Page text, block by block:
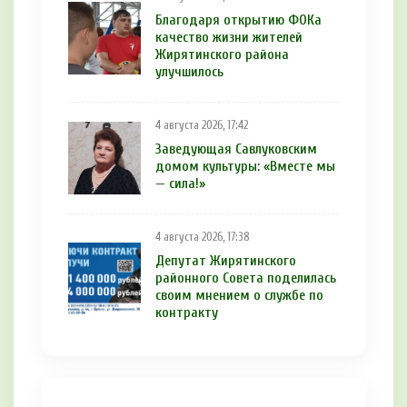
Благодаря открытию ФОКа
качество жизни жителей
Жирятинского района
улучшилось
4 августа 2026, 17:42
Заведующая Савлуковским
домом культуры: «Вместе мы
— сила!»
4 августа 2026, 17:38
Депутат Жирятинского
районного Совета поделилась
своим мнением о службе по
контракту